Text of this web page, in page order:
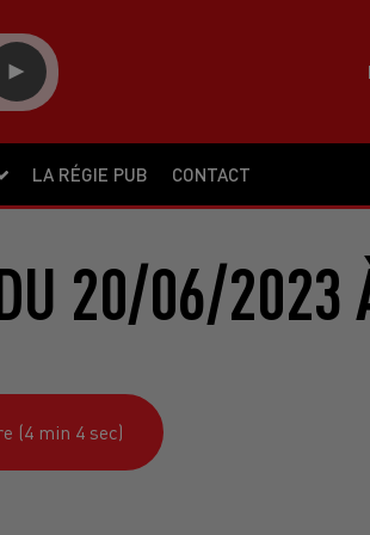
LA RÉGIE PUB CONTACT
20/06/2023
(4 min 4 sec)